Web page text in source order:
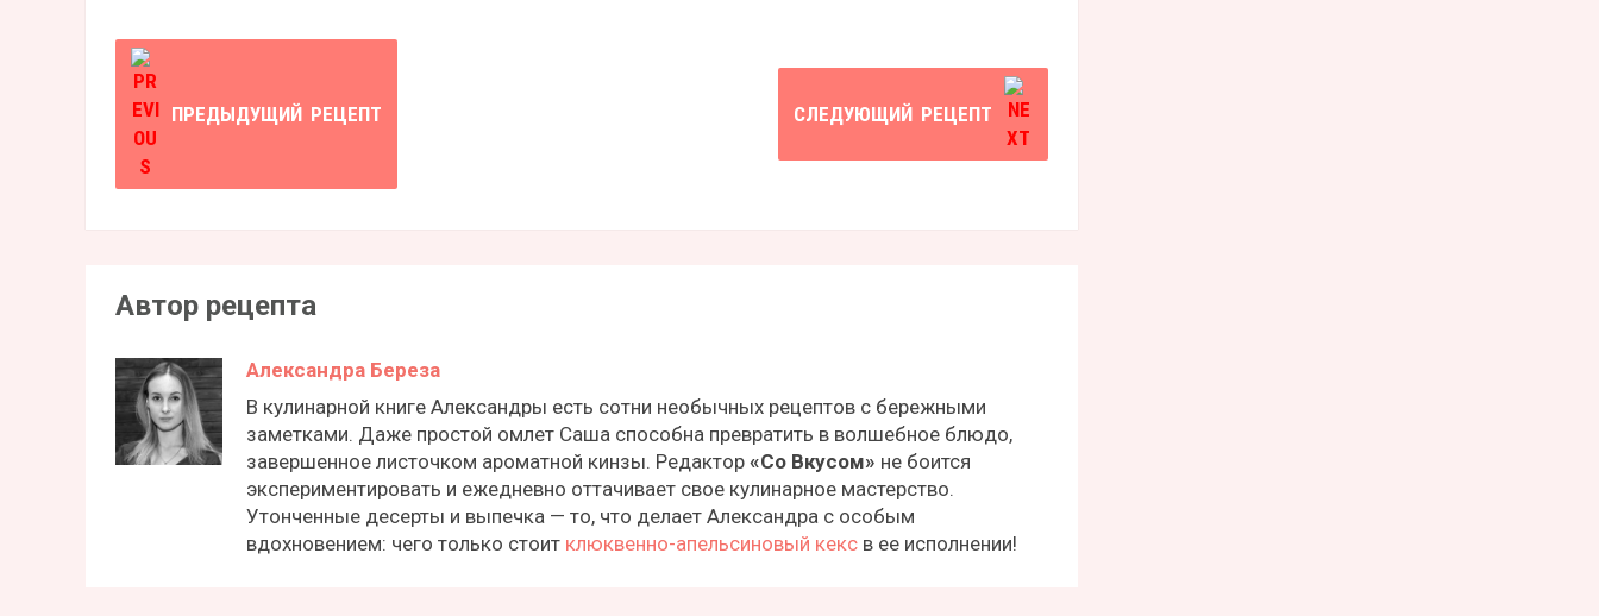
ПРЕДЫДУЩИЙ РЕЦЕПТ СЛЕДУЮЩИЙ РЕЦЕПТ
Автор рецепта
Александра Береза
В кулинарной книге Александры есть сотни необычных рецептов с бережными
заметками. Даже простой омлет Саша способна превратить в волшебное блюдо,
завершенное листочком ароматной кинзы. Редактор «Со Вкусом» не боится
экспериментировать и ежедневно оттачивает свое кулинарное мастерство.
Утонченные десерты и выпечка — то, что делает Александра с особым
вдохновением: чего только стоит клюквенно-апельсиновый кекс в ее исполнении!